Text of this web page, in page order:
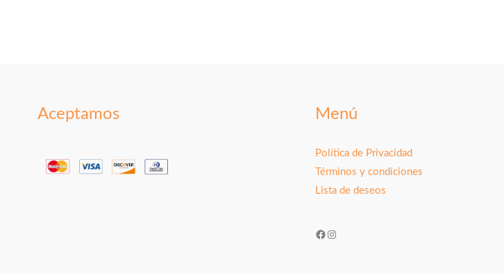
Aceptamos Menú
Política de Privacidad
Términos y condiciones
Lista de deseos
Facebook
Instagram